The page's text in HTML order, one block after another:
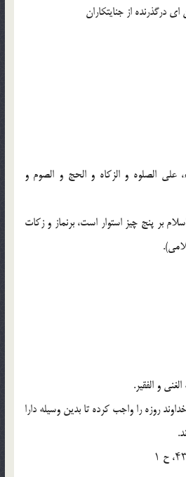
درگذرنده از جنایتکاران
على الصلوه و الزکاه و الحج و الصوم و
بر پنج چیز استوار است، برنماز و زکات
و الفقیر.
روزه را واجب کرده تا بدین وسیله دارا